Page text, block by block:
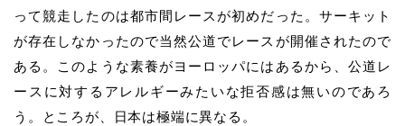
って競走したのは都市間レースが初めだった。サーキット
が存在しなかったので当然公道でレースが開催されたので
ある。このような素養がヨーロッパにはあるから、公道レ
ースに対するアレルギーみたいな拒否感は無いのであろ
う。ところが、日本は極端に異なる。